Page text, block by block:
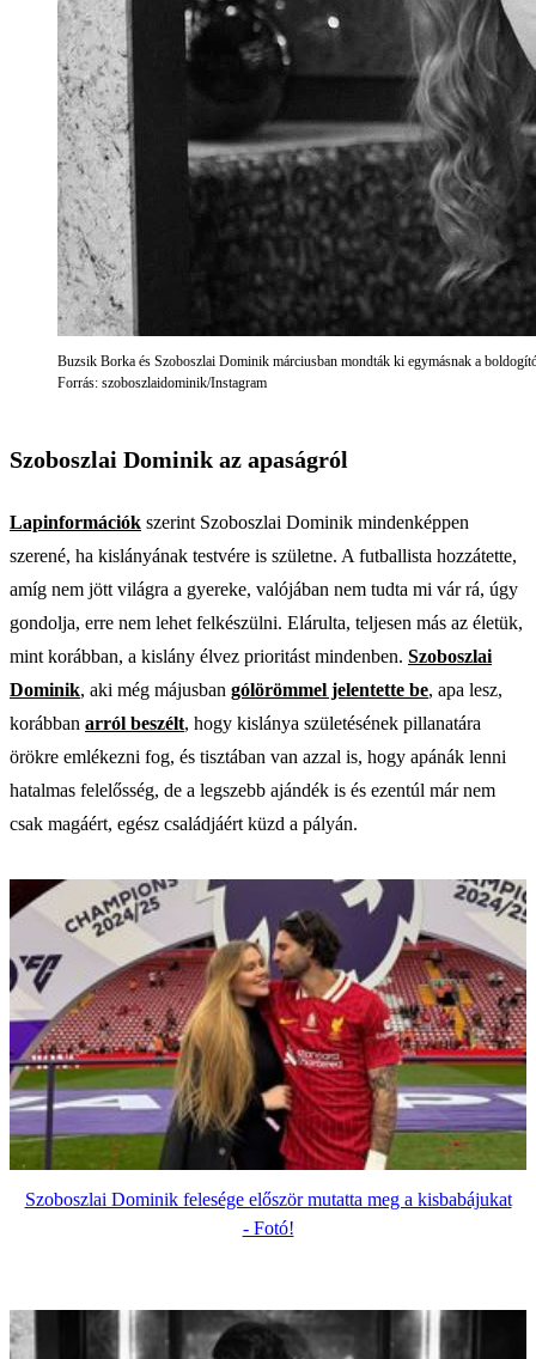
Buzsik Borka és Szoboszlai Dominik márciusban mondták ki egymásnak a
Forrás: szoboszlaidominik/Instagram
Szoboszlai Dominik az apaságról
Lapinformációk szerint Szoboszlai Dominik mindenképpen
szerené, ha kislányának testvére is születne. A futballista hozzátette,
amíg nem jött világra a gyereke, valójában nem tudta mi vár rá, úgy
gondolja, erre nem lehet felkészülni. Elárulta, teljesen más az életük,
mint korábban, a kislány élvez prioritást mindenben. Szoboszlai
Dominik, aki még májusban gólörömmel jelentette be, apa lesz,
korábban arról beszélt, hogy kislánya születésének pillanatára
örökre emlékezni fog, és tisztában van azzal is, hogy apánák lenni
hatalmas felelősség, de a legszebb ajándék is és ezentúl már nem
csak magáért, egész családjáért küzd a pályán.
Szoboszlai Dominik felesége először mutatta meg a kisbabájukat
- Fotó!